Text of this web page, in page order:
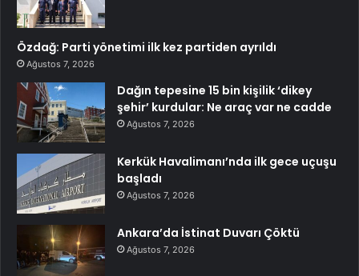
Özdağ: Parti yönetimi ilk kez partiden ayrıldı
Ağustos 7, 2026
Dağın tepesine 15 bin kişilik ‘dikey
şehir’ kurdular: Ne araç var ne cadde
Ağustos 7, 2026
Kerkük Havalimanı’nda ilk gece uçuşu
başladı
Ağustos 7, 2026
Ankara’da İstinat Duvarı Çöktü
Ağustos 7, 2026